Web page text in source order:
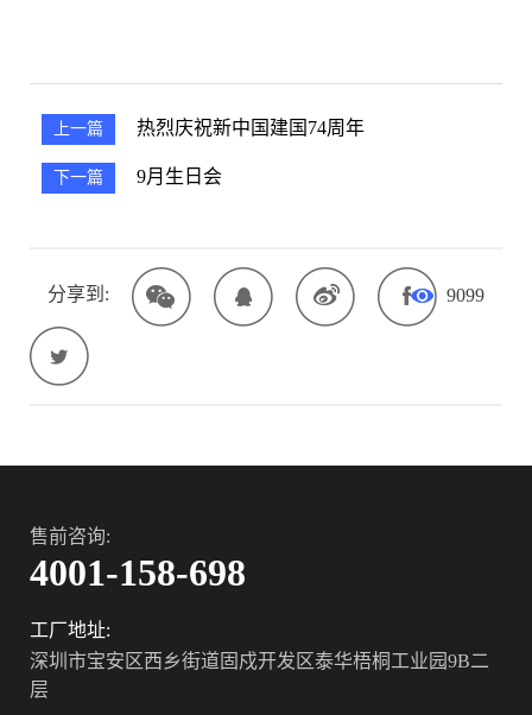
上一篇 热烈庆祝新中国建国74周年
下一篇 9月生日会
分享到: 9099
售前咨询:
4001-158-698
工厂地址:
深圳市宝安区西乡街道固戍开发区泰华梧桐工业园9B二
层